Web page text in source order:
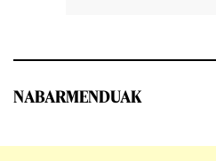
NABARMENDUAK